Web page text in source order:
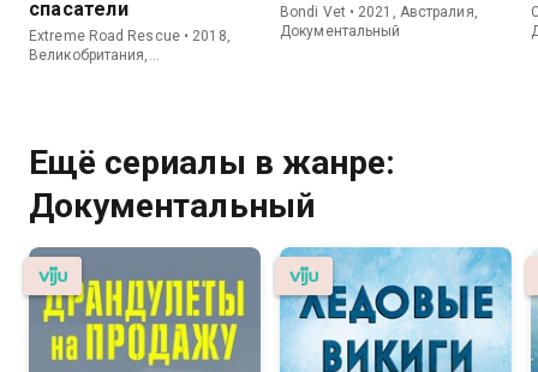
спасатели
Extreme Road Rescue • 2018,
Великобритания,
Bondi Vet • 2021, Австралия,
Документальный
Ещё сериалы в жанре:
Документальный